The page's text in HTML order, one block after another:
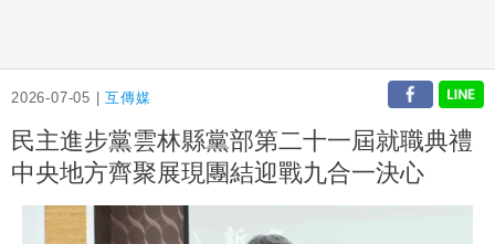
2026-07-05 |互傳媒
民主進步黨雲林縣黨部第二十一屆就職典禮
中央地方齊聚展現團結迎戰九合一決心